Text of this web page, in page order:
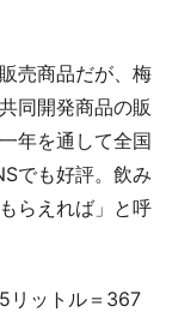
売商品だが、梅
同開発商品の販
年を通して全国
でも好評。飲み
らえれば」と呼
リットル＝367